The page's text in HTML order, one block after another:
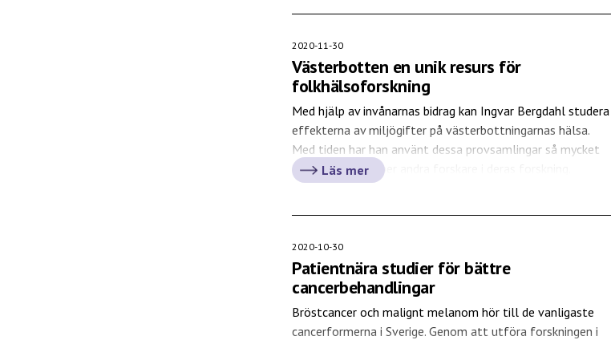
2020-11-30
Västerbotten en unik resurs för
folkhälsoforskning
Med hjälp av invånarnas bidrag kan Ingvar Bergdahl studera
effekterna av miljögifter på västerbottningarnas hälsa.
Med tiden har han använt dessa provsamlingar så mycket
att han idag hjälper andra forskare i deras forskning.
Läs mer
2020-10-30
Patientnära studier för bättre
cancerbehandlingar
Bröstcancer och malignt melanom hör till de vanligaste
cancerformerna i Sverige. Genom att utföra forskningen i